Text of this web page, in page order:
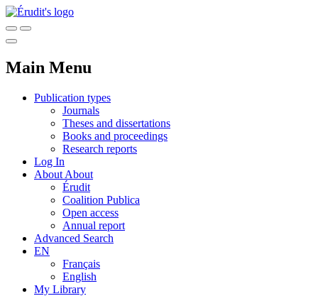
Main Menu
Publication types
Journals
Theses and dissertations
Books and proceedings
Research reports
Log In
About About
Érudit
Coalition Publica
Open access
Annual report
Advanced Search
EN
Français
English
My Library